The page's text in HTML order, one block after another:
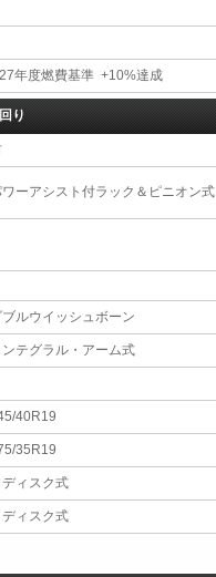
年度燃費基準 +10%達成
り
ーアシスト付ラック＆ピニオン式
ルウイッシュボーン
テグラル・アーム式
40R19
35R19
ィスク式
ィスク式